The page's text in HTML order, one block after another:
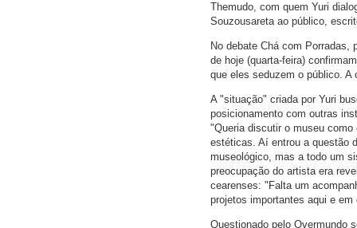
Themudo, com quem Yuri
Souzousareta ao público,
No debate Chá com Porradas,
de hoje (quarta-feira)
que eles seduzem o público. A
A "situação" criada por Yuri
posicionamento com outras
"Queria discutir o museu
estéticas. Aí entrou a questão
museológico, mas a todo um
preocupação do artista era
cearenses: "Falta um
projetos importantes aqui e
Questionado pelo Overmundo